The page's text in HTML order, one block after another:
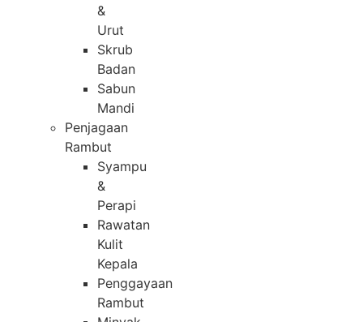
&
Urut
Skrub
Badan
Sabun
Mandi
Penjagaan
Rambut
Syampu
&
Perapi
Rawatan
Kulit
Kepala
Penggayaan
Rambut